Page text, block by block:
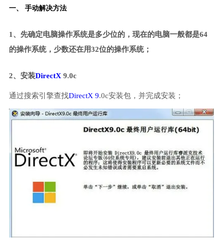
一、 手动解决方法
1、先确定电脑操作系统是多少位的，现在的电脑一般都是64
的操作系统，少数还在用32位的操作系统；
2、安装DirectX 9.0c
通过搜索引擎查找DirectX 9.0c安装包，并完成安装；